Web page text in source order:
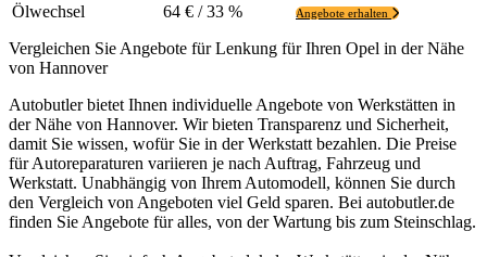
Ölwechsel 64 € / 33 % Angebote erhalten
Vergleichen Sie Angebote für Lenkung für Ihren Opel in der Nähe
von Hannover
Autobutler bietet Ihnen individuelle Angebote von Werkstätten in
der Nähe von Hannover. Wir bieten Transparenz und Sicherheit,
damit Sie wissen, wofür Sie in der Werkstatt bezahlen. Die Preise
für Autoreparaturen variieren je nach Auftrag, Fahrzeug und
Werkstatt. Unabhängig von Ihrem Automodell, können Sie durch
den Vergleich von Angeboten viel Geld sparen. Bei autobutler.de
finden Sie Angebote für alles, von der Wartung bis zum Steinschlag.